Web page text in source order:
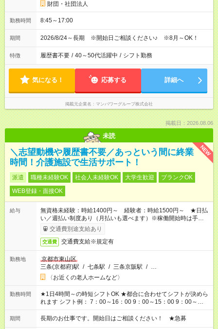
財団・社団法人
勤務時間 8:45～17:00
期間 2026/8/24～長期 ※開始日ご相談ください♪ ※8月～OK！
特徴 履歴書不要 / 40～50代活躍中 / シフト勤務
気になる！ 応募する 詳細へ
掲載元企業名 マンパワーグループ株式会社
掲載日：2026.08.06
未読
NEW
＼志望動機や履歴書不要／あっという間に終業
時間！介護施設で生活サポート！
派遣 職種未経験OK 社会人未経験OK 大学生歓迎
ブランクOK
WEB登録・面接OK
給与
無資格未経験：時給1400円～ 経験者：時給1500円～ ★日払
い／週払い制度あり（月払いも選べます）※稼働開始時は手続き
完了次第のお支払いとなります。
交通費別途支給あり
交通費 交通費支給※規定有
勤務地
京都市東山区
三条(京都府)駅 / 七条駅 / 三条京阪駅 / …
〈お近くの老人ホームなど〉
勤務時間
★1日4時間～の時短シフトOK ★都合に合わせてシフトが決めら
れます シフト例： 7：00～16：00 9：00～15：00 9：00～
18：00 11：00～20：00 など ※Wワークの場合、他のお仕事と
合わせ週40時間超の就業はご案内できません ※法令に基づき、
期間 長期のお仕事です。開始日はご相談ください！ ★急募